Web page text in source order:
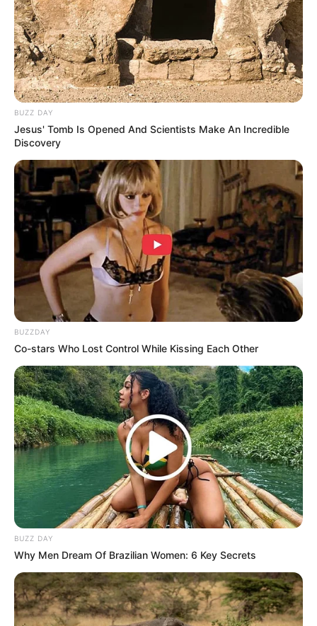
(foto: instagram/sstaken1617)
Wasabi merupakan saus yang berasal dari akar tanamanWasabia
japonica dari Jepang, Tanaman ini memiliki kekuatan antimikroba
alami yang dapat membunuh mikroba dan parasite potensial dalam
makanan laut yang mentah.
Memang rasa wasabi agak tajam namun mengingat khasiatnya
yang sangat besar, kamu harus selalu menyertakan wasabi setiap
makan sashimi, ya
3. Makizushi tidak selalu digulung dalam rumput
laut
BUZZ DAY
Jesus' Tomb Is Opened And Scientists Make An Incredible
Discovery
BUZZDAY
Co-stars Who Lost Control While Kissing Each Other
BUZZ DAY
Why Men Dream Of Brazilian Women: 6 Key Secrets